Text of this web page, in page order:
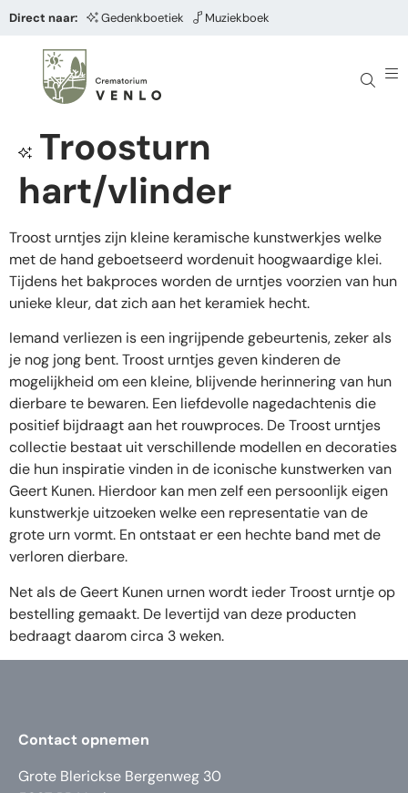
Direct naar: Gedenkboetiek Muziekboek
Troosturn
hart/vlinder
Troost urntjes zijn kleine keramische kunstwerkjes welke
met de hand geboetseerd wordenuit hoogwaardige klei.
Tijdens het bakproces worden de urntjes voorzien van hun
unieke kleur, dat zich aan het keramiek hecht.
Iemand verliezen is een ingrijpende gebeurtenis, zeker als
je nog jong bent. Troost urntjes geven kinderen de
mogelijkheid om een kleine, blijvende herinnering van hun
dierbare te bewaren. Een liefdevolle nagedachtenis die
positief bijdraagt aan het rouwproces. De Troost urntjes
collectie bestaat uit verschillende modellen en decoraties
die hun inspiratie vinden in de iconische kunstwerken van
Geert Kunen. Hierdoor kan men zelf een persoonlijk eigen
kunstwerkje uitzoeken welke een representatie van de
grote urn vormt. En ontstaat er een hechte band met de
verloren dierbare.
Net als de Geert Kunen urnen wordt ieder Troost urntje op
bestelling gemaakt. De levertijd van deze producten
bedraagt daarom circa 3 weken.
Contact opnemen
Grote Blerickse Bergenweg 30